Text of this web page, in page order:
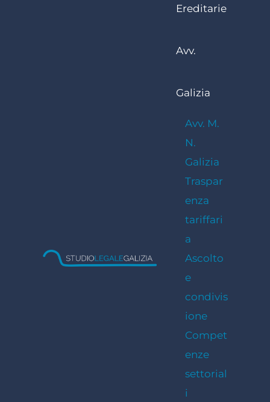
Ereditarie
Avv.
Galizia
Avv. M.
N.
Galizia
Traspar
enza
tariffari
a
Ascolto
e
condivis
ione
Compet
enze
settorial
i